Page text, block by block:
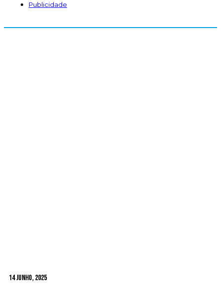
Publicidade
14 Junho, 2025